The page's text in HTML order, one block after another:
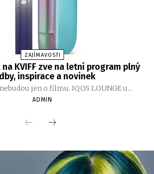
ZAJÍMAVOSTI
na KVIFF zve na letní program plný
inspirace a novinek
jen o filmu. IQOS LOUNGE u...
ADMIN